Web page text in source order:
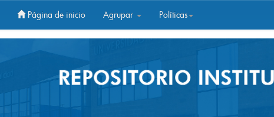
Página de inicio Agrupar Políticas